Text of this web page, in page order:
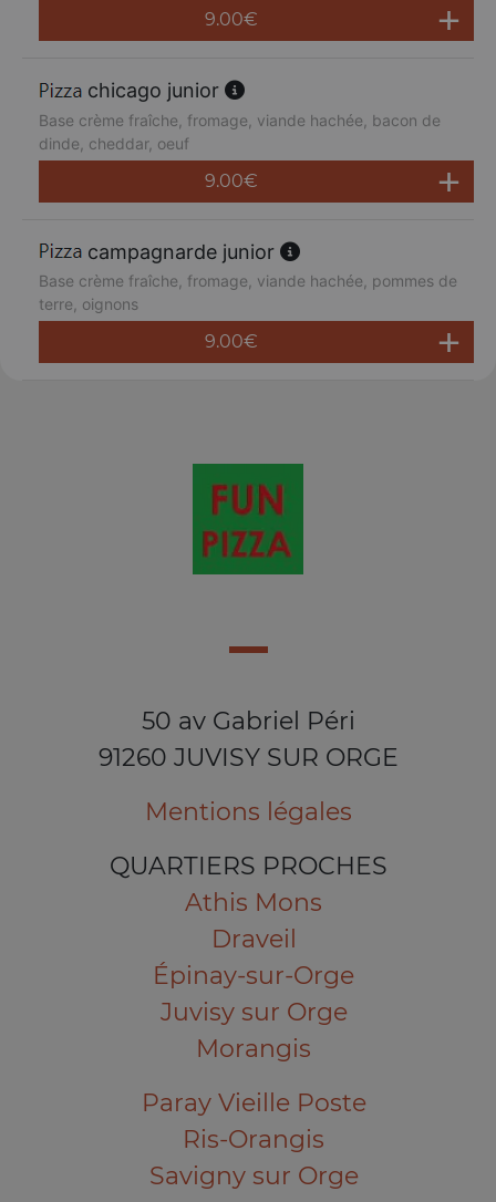
9.00€
chicago junior
Base crème fraîche, fromage, viande hachée, bacon de
dinde, cheddar, oeuf
9.00€
campagnarde junior
Base crème fraîche, fromage, viande hachée, pommes de
terre, oignons
9.00€
50 av Gabriel Péri
91260 JUVISY SUR ORGE
Mentions légales
QUARTIERS PROCHES
Athis Mons
Draveil
Épinay-sur-Orge
Juvisy sur Orge
Morangis
Paray Vieille Poste
Ris-Orangis
Savigny sur Orge